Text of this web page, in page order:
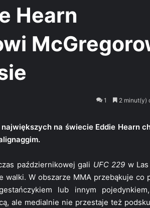
Hearn
1 2 minut(y)
na świecie Eddie Hearn
październikowej gali UFC 229 w
walki. W obszarze MMA przebąkuje co
lub innym
ale medialnie nie przestaje też